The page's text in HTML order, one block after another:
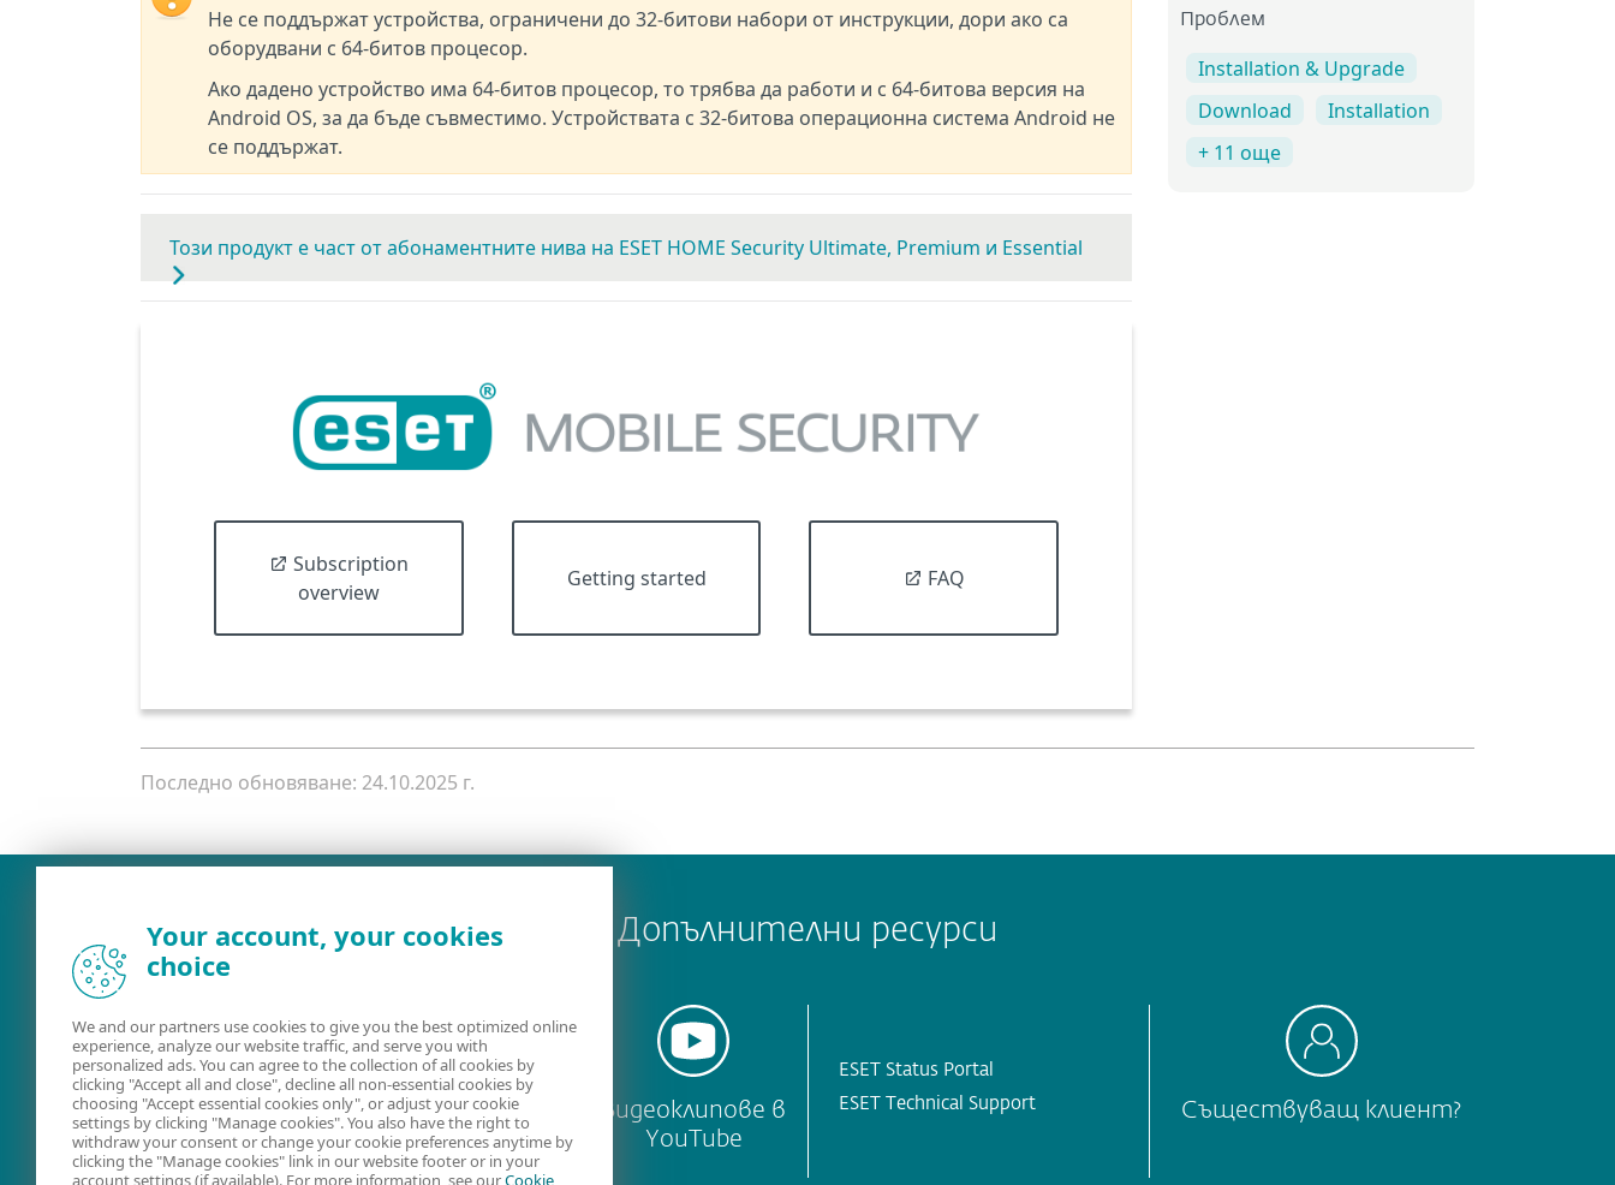
Не се поддържат устройства, ограничени до 32-битови набори от инструкции, дори ако са
оборудвани с 64-битов процесор.
Ако дадено устройство има 64-битов процесор, то трябва да работи и с 64-битова версия на
Android OS, за да бъде съвместимо. Устройствата с 32-битова операционна система Android не
се поддържат.
Този продукт е част от абонаментните нива на ESET HOME Security Ultimate, Premium и Essential
Subscription
overview
Getting started FAQ
Проблем
Installation & Upgrade
Download
Installation
+ 11 още
Последно обновяване: 24.10.2025 г.
Допълнителни ресурси
Ръководства за
потребителя
Форум на ESET
Видеоклипове в
YouTube
ESET Status Portal
ESET Technical Support
Съществуващ клиент?
Your account, your cookies
choice
We and our partners use cookies to give you the best optimized online
experience, analyze our website traffic, and serve you with
personalized ads. You can agree to the collection of all cookies by
clicking "Accept all and close", decline all non-essential cookies by
choosing "Accept essential cookies only", or adjust your cookie
settings by clicking "Manage cookies". You also have the right to
withdraw your consent or change your cookie preferences anytime by
clicking the "Manage cookies" link in our website footer or in your
account settings (if available). For more information, see ourCookie